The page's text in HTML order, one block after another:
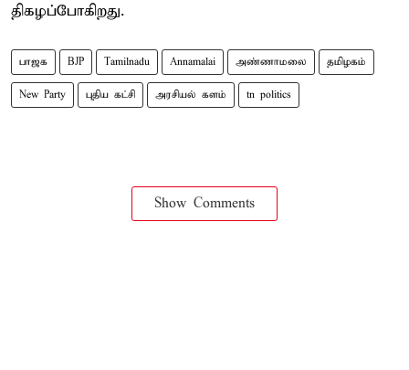
திகழப்போகிறது.
பாஜக BJP Tamilnadu Annamalai அண்ணாமலை தமிழகம்
New Party புதிய கட்சி அரசியல் களம் tn politics
Show Comments